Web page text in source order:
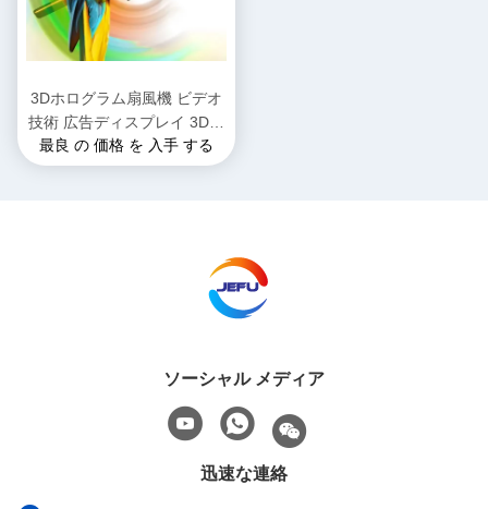
3Dホログラム扇風機 ビデオ
技術 広告ディスプレイ 3Dホ
ログラムLED扇風機 ビルボ
ード 3Dホログラム扇風機
最良 の 価格 を 入手 する
ソーシャル メディア
迅速な連絡